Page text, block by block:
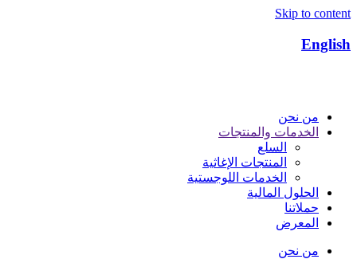
Skip to content
English
من نحن
الخدمات والمنتجات
السلع
المنتجات الإغاثية​
الخدمات اللوجستية​
الحلول المالية
حملاتنا
المعرض
من نحن